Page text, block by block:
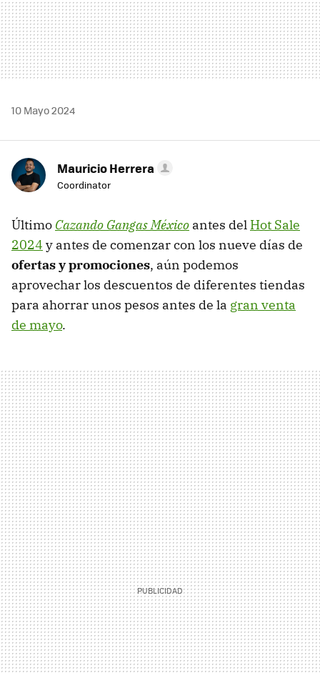
10 Mayo 2024
Mauricio Herrera
Coordinator
Último Cazando Gangas México antes del Hot Sale
2024 y antes de comenzar con los nueve días de
ofertas y promociones, aún podemos
aprovechar los descuentos de diferentes tiendas
para ahorrar unos pesos antes de la gran venta
de mayo.